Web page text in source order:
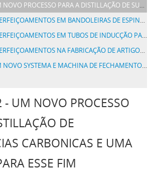
PARA A DISTILLAÇÃO DE SUBSTANCIAS CARBONICAS E UMA RETORTA PARA ESSE FIM
EM BANDOLEIRAS DE ESPINGARDAS E SEMELHANTES
EM TUBOS DE INDUCÇÃO PARA MOTORES DE COMBUSTÃO INTERNA RADIAES OU ROTATIVOS
NA FABRICAÇÃO DE ARTIGOS PARA COZINHA
SYSTEMA E MACHINA DE FECHAMENTO DE GARRAFAS E SEMELHANTES
UM NOVO PROCESSO
DE
CARBONICAS E UMA
ESSE FIM